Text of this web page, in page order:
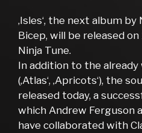
‚Isles‘, the next album
Bicep, will be released
Ninja Tune.
In addition to the
(‚Atlas‘, ‚Apricots‘), the
released today, a
which Andrew Ferguson
have collaborated with